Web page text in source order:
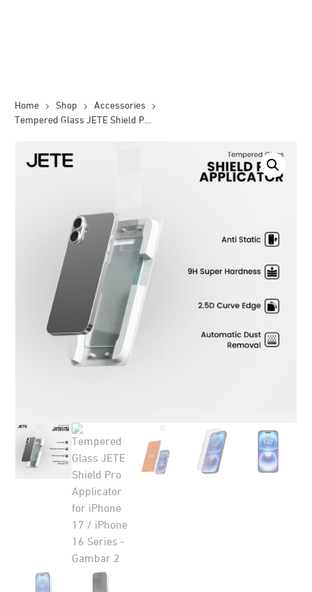
Home Shop
Accessories
Tempered Glass JETE Shield Pro Applicator for iPhone 17 / iPhone 16 Series